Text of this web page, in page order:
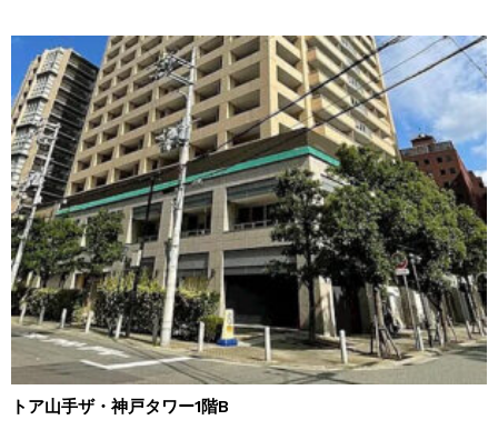
トア山手ザ・神戸タワー1階B